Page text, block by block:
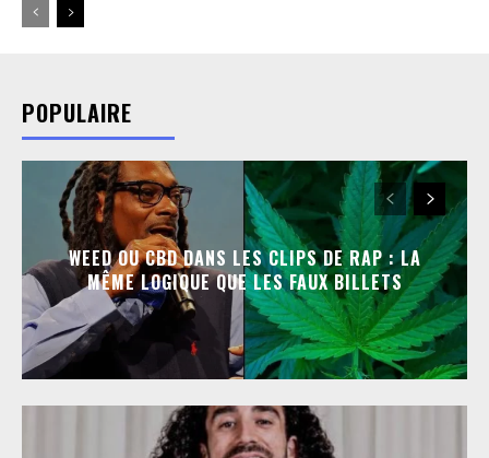
POPULAIRE
WEED OU CBD DANS LES CLIPS DE RAP : LA
MÊME LOGIQUE QUE LES FAUX BILLETS